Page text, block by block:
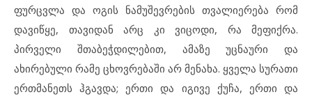
ფურცვლა და ოგის ნამუშევრების თვალიერება რომ
დავიწყე, თავიდან არც კი ვიცოდი, რა მეფიქრა.
პირველი შთაბეჭდილებით, ამაზე უცნაური და
ახირებული რამე ცხოვრებაში არ მენახა. ყველა სურათი
ერთმანეთს ჰგავდა; ერთი და იგივე ქუჩა, ერთი და